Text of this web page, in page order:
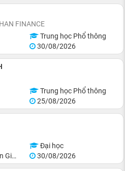
FINANCE
Trung học Phổ thông
30/08/2026
Trung học Phổ thông
25/08/2026
Đại học
Minh
30/08/2026